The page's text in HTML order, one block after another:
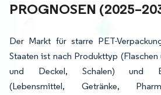
ROGNOSEN
Der Markt für starre PET-
Staaten ist nach Produkttyp (Flaschen
und Deckel, Schalen) und
(Lebensmittel, Getränke,